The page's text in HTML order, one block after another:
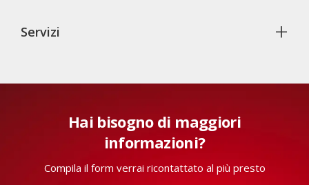
Servizi +
Hai bisogno di maggiori
informazioni?
Compila il form verrai ricontattato al più presto